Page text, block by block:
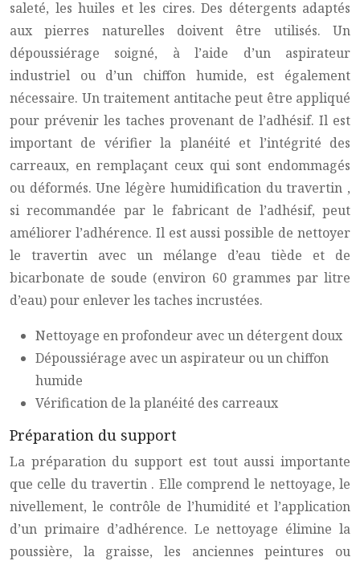
saleté, les huiles et les cires. Des détergents adaptés
aux pierres naturelles doivent être utilisés. Un
dépoussiérage soigné, à l’aide d’un aspirateur
industriel ou d’un chiffon humide, est également
nécessaire. Un traitement antitache peut être appliqué
pour prévenir les taches provenant de l’adhésif. Il est
important de vérifier la planéité et l’intégrité des
carreaux, en remplaçant ceux qui sont endommagés
ou déformés. Une légère humidification dutravertin ,
si recommandée par le fabricant de l’adhésif, peut
améliorer l’adhérence. Il est aussi possible de nettoyer
le travertin avec un mélange d’eau tiède et de
bicarbonate de soude (environ 60 grammes par litre
d’eau) pour enlever les taches incrustées.
Nettoyage en profondeur avec un détergent doux
Dépoussiérage avec un aspirateur ou un chiffon
humide
Vérification de la planéité des carreaux
Préparation du support
La préparation du support est tout aussi importante
que celle du travertin . Elle comprend le nettoyage, le
nivellement, le contrôle de l’humidité et l’application
d’un primaire d’adhérence. Le nettoyage élimine la
poussière, la graisse, les anciennes peintures ou